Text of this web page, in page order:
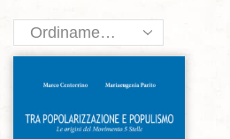
Aggiungi alla lista dei desideri